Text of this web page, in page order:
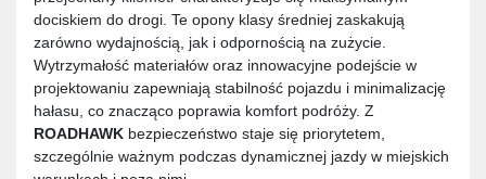
dociskiem do drogi. Te opony klasy średniej zaskakują
zarówno wydajnością, jak i odpornością na zużycie.
Wytrzymałość materiałów oraz innowacyjne podejście w
projektowaniu zapewniają stabilność pojazdu i minimalizację
hałasu, co znacząco poprawia komfort podróży. Z
ROADHAWK bezpieczeństwo staje się priorytetem,
szczególnie ważnym podczas dynamicznej jazdy w miejskich